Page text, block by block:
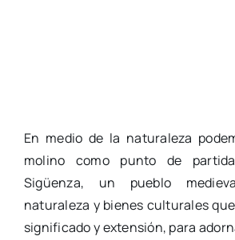
En medio de la naturaleza
molino como punto de
Sigüenza, un pueblo
naturaleza y bienes culturales
significado y extensión, para